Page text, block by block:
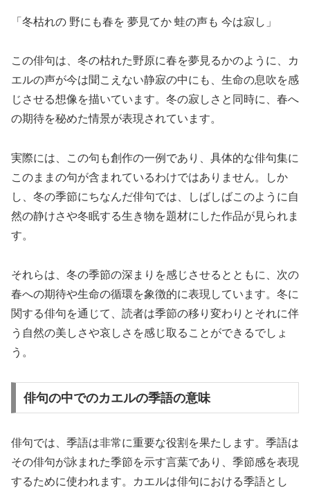
「冬枯れの 野にも春を 夢見てか 蛙の声も 今は寂し」
この俳句は、冬の枯れた野原に春を夢見るかのように、カ
エルの声が今は聞こえない静寂の中にも、生命の息吹を感
じさせる想像を描いています。冬の寂しさと同時に、春へ
の期待を秘めた情景が表現されています。
実際には、この句も創作の一例であり、具体的な俳句集に
このままの句が含まれているわけではありません。しか
し、冬の季節にちなんだ俳句では、しばしばこのように自
然の静けさや冬眠する生き物を題材にした作品が見られま
す。
それらは、冬の季節の深まりを感じさせるとともに、次の
春への期待や生命の循環を象徴的に表現しています。冬に
関する俳句を通じて、読者は季節の移り変わりとそれに伴
う自然の美しさや哀しさを感じ取ることができるでしょ
う。
俳句の中でのカエルの季語の意味
俳句では、季語は非常に重要な役割を果たします。季語は
その俳句が詠まれた季節を示す言葉であり、季節感を表現
するために使われます。カエルは俳句における季語とし